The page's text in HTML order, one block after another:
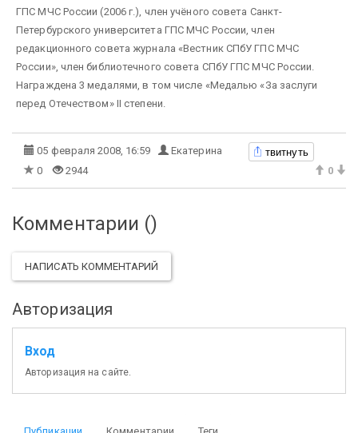
ГПС МЧС России (2006 г.), член учёного совета Санкт-
Петербурского университета ГПС МЧС России, член
редакционного совета журнала «Вестник СПбУ ГПС МЧС
России», член библиотечного совета СПбУ ГПС МЧС России.
Награждена 3 медалями, в том числе «Медалью «За заслуги
перед Отечеством» II степени.
05 февраля 2008, 16:59 Екатерина твитнуть
0 2944 0
Комментарии ()
НАПИСАТЬ КОММЕНТАРИЙ
Авторизация
Вход
Авторизация на сайте.